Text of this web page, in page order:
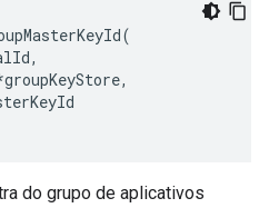
do grupo de aplicativos